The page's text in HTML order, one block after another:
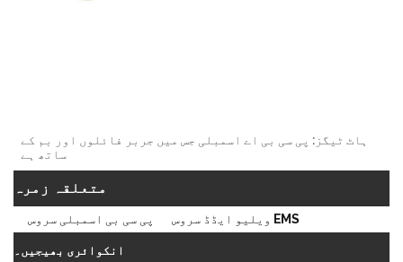
ٹیگز: پی سی بی اے اسمبلی جس میں جربر فائلوں اور بم کے
متعلقہ زمرہ
پی سی بی اسمبلی سروس
انکوائری بھیجیں۔